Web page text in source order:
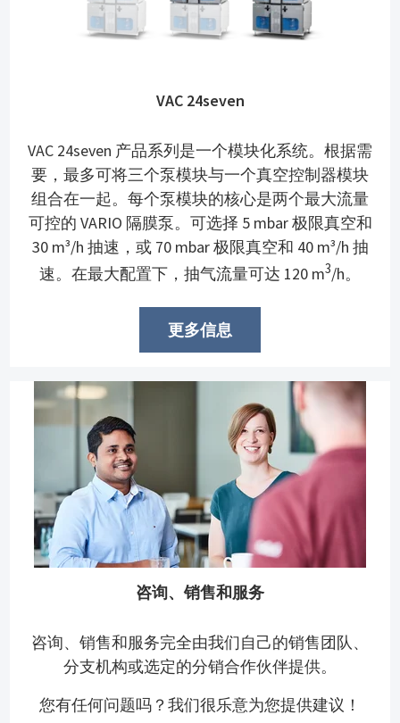
VAC 24seven
VAC 24seven 产品系列是一个模块化系统。根据需
要，最多可将三个泵模块与一个真空控制器模块
组合在一起。每个泵模块的核心是两个最大流量
可控的 VARIO 隔膜泵。可选择 5 mbar 极限真空和
30 m³/h 抽速，或 70 mbar 极限真空和 40 m³/h 抽
速。在最大配置下，抽气流量可达 120 m3/h。
更多信息
咨询、销售和服务
咨询、销售和服务完全由我们自己的销售团队、
分支机构或选定的分销合作伙伴提供。
您有任何问题吗？我们很乐意为您提供建议！